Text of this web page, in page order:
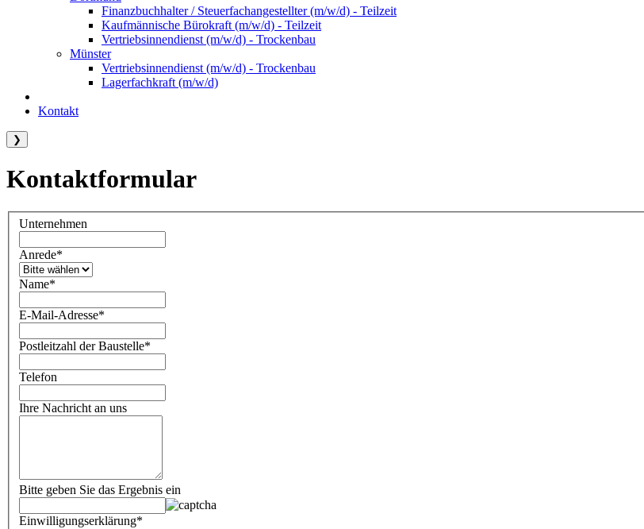
Finanzbuchhalter / Steuerfachangestellter (m/w/d) - Teilzeit
Kaufmännische Bürokraft (m/w/d) - Teilzeit
Vertriebsinnendienst (m/w/d) - Trockenbau
Münster
Vertriebsinnendienst (m/w/d) - Trockenbau
Lagerfachkraft (m/w/d)
Kontakt
❯
Kontaktformular
Unternehmen
Anrede*
Name*
E-Mail-Adresse*
Postleitzahl der Baustelle*
Telefon
Ihre Nachricht an uns
Bitte geben Sie das Ergebnis ein
Einwilligungserklärung*